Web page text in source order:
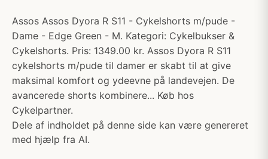
Assos Assos Dyora R S11 - Cykelshorts m/pude -
Dame - Edge Green - M. Kategori: Cykelbukser &
Cykelshorts. Pris: 1349.00 kr. Assos Dyora R S11
cykelshorts m/pude til damer er skabt til at give
maksimal komfort og ydeevne på landevejen. De
avancerede shorts kombinere... Køb hos
Cykelpartner.
Dele af indholdet på denne side kan være genereret
med hjælp fra AI.